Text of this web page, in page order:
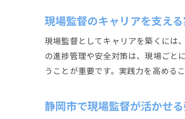
現場監督のキャリアを支え
現場監督としてキャリアを築くには
の進捗管理や安全対策は、現場ごと
うことが重要です。実践力を高める
静岡市で現場監督が活かせ